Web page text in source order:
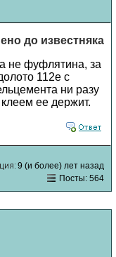
до известняка
не фуфлятина, за
112е с
ни разу
ее держит.
9 (и более) лет назад
Посты: 564